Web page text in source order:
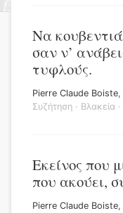
Να
σαν ν’
τυφλούς.
Pierre Claude Boiste,
Συζήτηση · Βλακεία ·
Εκείνος που
που ακούει,
Pierre Claude Boiste,